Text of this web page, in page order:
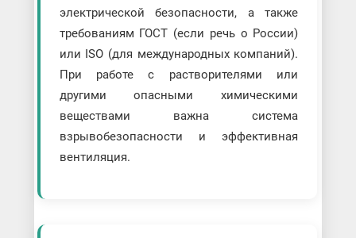
электрической безопасности, а также
требованиям ГОСТ (если речь о России)
или ISO (для международных компаний).
При работе с растворителями или
другими опасными химическими
веществами важна система
взрывобезопасности и эффективная
вентиляция.